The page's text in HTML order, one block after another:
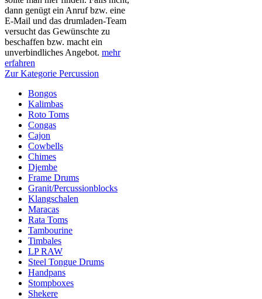
dann genügt ein Anruf bzw. eine
E-Mail und das drumladen-Team
versucht das Gewünschte zu
beschaffen bzw. macht ein
unverbindliches Angebot. mehr
erfahren
Zur Kategorie Percussion
Bongos
Kalimbas
Roto Toms
Congas
Cajon
Cowbells
Chimes
Djembe
Frame Drums
Granit/Percussionblocks
Klangschalen
Maracas
Rata Toms
Tambourine
Timbales
LP RAW
Steel Tongue Drums
Handpans
Stompboxes
Shekere